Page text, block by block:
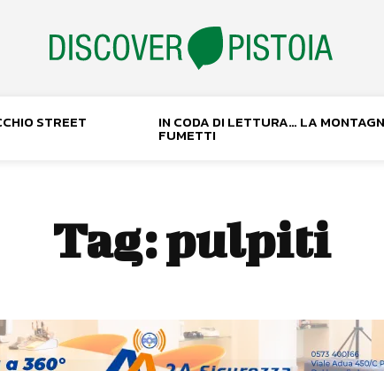
STREET IN CODA DI LETTURA… LA
FUMETTI
Tag:pulpiti